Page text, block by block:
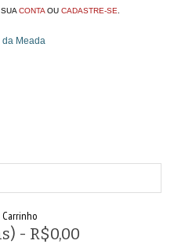
CONTAOU CADASTRE-SE
- R$0,00